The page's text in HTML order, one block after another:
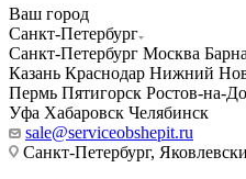
Ваш город
Санкт-Петербург
Санкт-Петербург Москва
Казань Краснодар Нижний
Пермь Пятигорск Ростов-на-
Уфа Хабаровск Челябинск
sale@serviceobshepit.ru
Санкт-Петербург,